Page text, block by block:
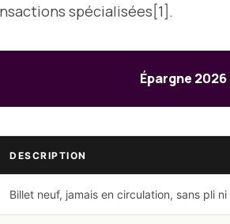
spécialisées[1].
Épargne
DESCRIPTION
Billet neuf, jamais en circulation, sans pli